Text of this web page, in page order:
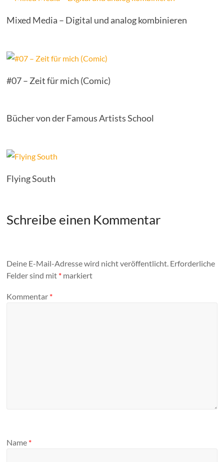
Mixed Media – Digital und analog kombinieren
#07 – Zeit für mich (Comic)
Bücher von der Famous Artists School
Flying South
Schreibe einen Kommentar
Deine E-Mail-Adresse wird nicht veröffentlicht. Erforderliche
Felder sind mit * markiert
Kommentar *
Name *